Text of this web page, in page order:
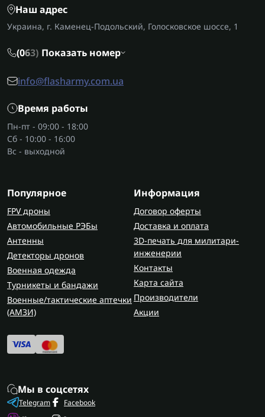
Наш адрес
Украина, г. Каменец-Подольский, Голосковское шоссе, 1
(063) Показать номер
info@flasharmy.com.ua
Время работы
Пн-пт - 09:00 - 18:00
Сб - 10:00 - 16:00
Вс - выходной
Популярное
FPV дроны
Автомобильные РЭБы
Антенны
Детекторы дронов
Военная одежда
Турникеты и бандажи
Военные/тактические аптечки
(AMЗИ)
Информация
Договор оферты
Доставка и оплата
3D-печать для милитари-
инженерии
Контакты
Карта сайта
Производители
Акции
Мы в соцсетях
Telegram
Facebook